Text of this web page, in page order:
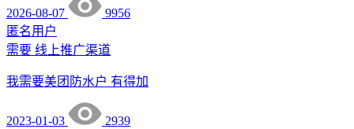
2026-08-07
9956
匿名用户
需要 线上推广渠道
我需要美团防水户 有得加
2023-01-03
2939